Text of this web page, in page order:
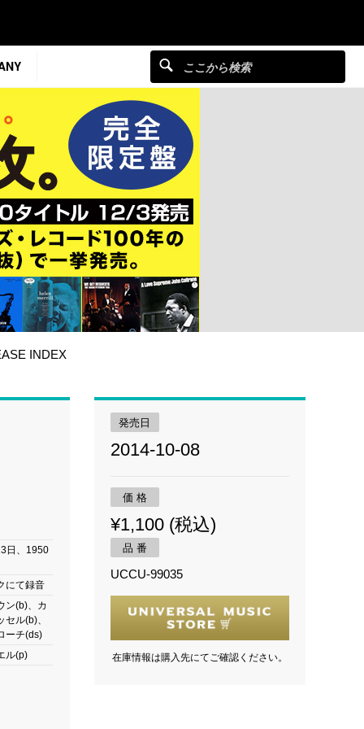
INDEX
日、1950
にて録音
ン(b)、カ
セル(b)、
ーチ(ds)
ル(p)
発売日
2014-10-08
価 格
¥1,100 (税込)
品 番
UCCU-99035
在庫情報は購入先にてご確認ください。